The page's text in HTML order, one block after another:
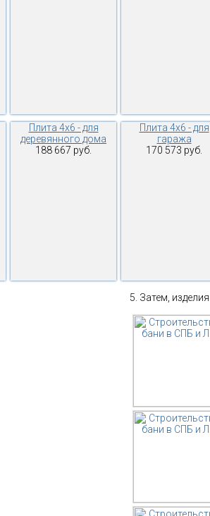
Плита 4х6 - для
деревянного дома
188 667 руб.
Плита 4х6 - для
гаража
170 573 руб.
Затем,